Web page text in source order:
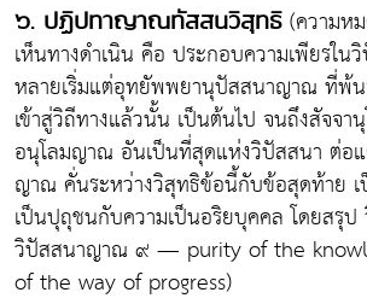
๖. ปฏิปทาญาณทัสสนวิสุทธิ (ความห
เห็นทางดำเนิน คือ ประกอบความเพียรใ
หลายเริ่มแต่อุทยัพพยานุปัสสนาญาณ ที่พ้น
เข้าสู่วิถีทางแล้วนั้น เป็นต้นไป จนถึงสัจจ
อนุโลมญาณ อันเป็นที่สุดแห่งวิปัสสนา ต่อแ
ญาณ คั่นระหว่างวิสุทธิข้อนี้กับข้อสุดท้าย
เป็นปุถุชนกับความเป็นอริยบุคคล โดยสรุ
วิปัสสนาญาณ ๙ — purity of the
of the way of progress)